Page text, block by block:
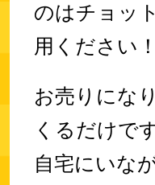
のはチョッ
用ください！
お売りにな
くるだけです
自宅にいな